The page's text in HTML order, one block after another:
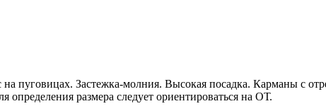
пуговицах. Застежка-молния. Высокая посадка. Карманы с
размера следует ориентироваться на ОТ.